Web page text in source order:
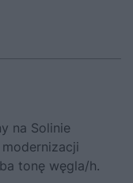
na Solinie
tonę węgla/h.